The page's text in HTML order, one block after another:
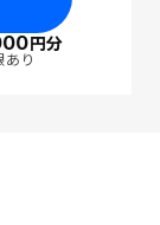
円分
り